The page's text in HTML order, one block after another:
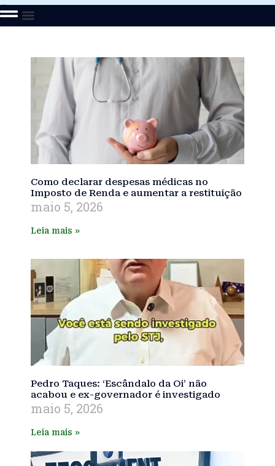
contato@fesspmemt.com.br
Como declarar despesas médicas no
Imposto de Renda e aumentar a restituição
maio 5, 2026
Leia mais »
Pedro Taques: ‘Escândalo da Oi’ não
acabou e ex-governador é investigado
maio 5, 2026
Leia mais »